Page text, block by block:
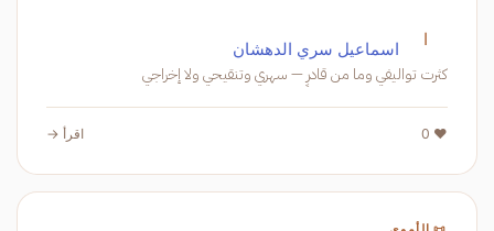
ا اسماعيل سري الدهشان
كثرت تواليفي وما من قادرٍ — سهري وتنقيحي ولا إخراجي
❤️ 0 اقرأ →